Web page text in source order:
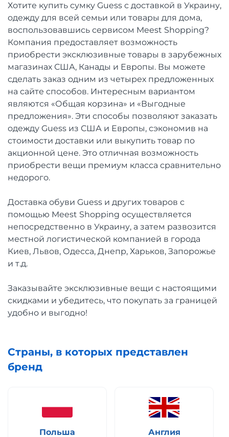
Хотите купить сумку Guess с доставкой в ​​Украину,
одежду для всей семьи или товары для дома,
воспользовавшись сервисом Meest Shopping?
Компания предоставляет возможность
приобрести эксклюзивные товары в зарубежных
магазинах США, Канады и Европы. Вы можете
сделать заказ одним из четырех предложенных
на сайте способов. Интересным вариантом
являются «Общая корзина» и «Выгодные
предложения». Эти способы позволяют заказать
одежду Guess из США и Европы, сэкономив на
стоимости доставки или выкупить товар по
акционной цене. Это отличная возможность
приобрести вещи премиум класса сравнительно
недорого.
Доставка обуви Guess и других товаров с
помощью Meest Shopping осуществляется
непосредственно в Украину, а затем развозится
местной логистической компанией в города
Киев, Львов, Одесса, Днепр, Харьков, Запорожье
и т.д.
Заказывайте эксклюзивные вещи с настоящими
скидками и убедитесь, что покупать за границей
удобно и выгодно!
Страны, в которых представлен
бренд
Польша Англия